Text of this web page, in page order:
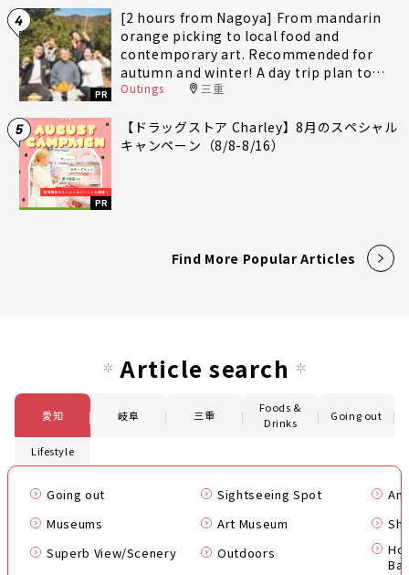
4
PR
[2 hours from Nagoya] From mandarin
orange picking to local food and
contemporary art. Recommended for
autumn and winter! A day trip plan to
fully enjoy Minami-Ise Town
Outings 三重
5
PR
【ドラッグストア Charley】8月のスペシャル
キャンペーン（8/8-8/16）
Find More Popular Articles
Article search
愛知 岐阜 三重
Foods &
Drinks
Going out
Lifestyle
Going out Sightseeing Spot
Museums
Art Museum
Superb View/Scenery
Outdoors